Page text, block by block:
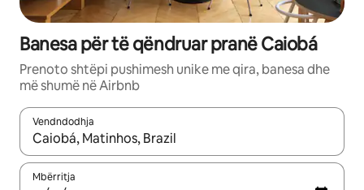
Banesa për të qëndruar pranë Caiobá
Prenoto shtëpi pushimesh unike me qira, banesa dhe
më shumë në Airbnb
Vendndodhja
Kur rezultatet të jenë të disponueshme, lëviz me butonat e
Mbërritja